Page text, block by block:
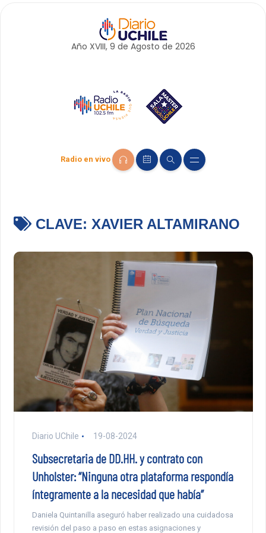
Año XVIII, 9 de Agosto de 2026
Radio en vivo
CLAVE: XAVIER ALTAMIRANO
Diario UChile 19-08-2024
Subsecretaria de DD.HH. y contrato con
Unholster: “Ninguna otra plataforma respondía
íntegramente a la necesidad que había”
Daniela Quintanilla aseguró haber realizado una cuidadosa
revisión del paso a paso en estas asignaciones y